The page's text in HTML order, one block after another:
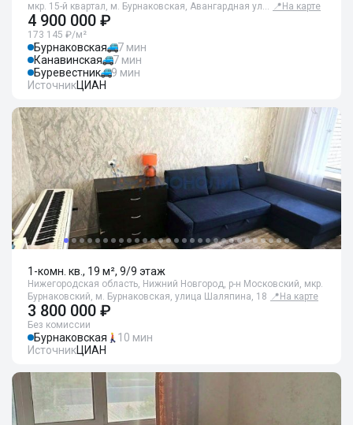
мкр. 15-й квартал, м. Бурнаковская, Авангардная ул… 📍 На карте
4 900 000 ₽
173 145 ₽/м²
Бурнаковская
7 мин
Канавинская
7 мин
Буревестник
9 мин
ИсточникЦИАН
1-комн. кв., 19 м², 9/9 этаж
Нижегородская область, Нижний Новгород, р-н Московский, мкр.
Бурнаковский, м. Бурнаковская, улица Шаляпина, 18 📍 На карте
3 800 000 ₽
Без комиссии
Бурнаковская
10 мин
ИсточникЦИАН